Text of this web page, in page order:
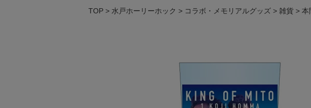
TOP 水戸ホーリーホック コラボ・メモリアルグッズ 雑貨 本